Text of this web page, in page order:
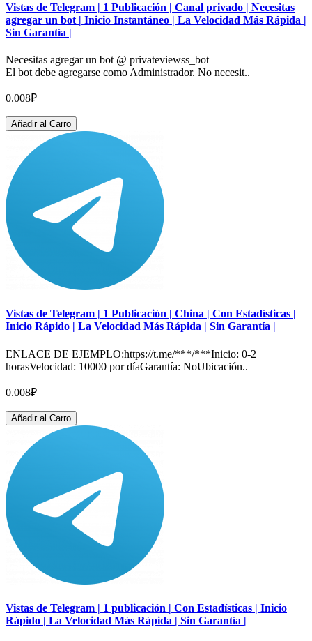
Vistas de Telegram | 1 Publicación | Canal privado | Necesitas
agregar un bot | Inicio Instantáneo | La Velocidad Más Rápida |
Sin Garantía |
Necesitas agregar un bot @ privateviewss_bot
El bot debe agregarse como Administrador. No necesit..
0.008₽
Añadir al Carro
Vistas de Telegram | 1 Publicación | China | Con Estadísticas |
Inicio Rápido | La Velocidad Más Rápida | Sin Garantía |
ENLACE DE EJEMPLO:https://t.me/***/***Inicio: 0-2
horasVelocidad: 10000 por díaGarantía: NoUbicación..
0.008₽
Añadir al Carro
Vistas de Telegram | 1 publicación | Con Estadísticas | Inicio
Rápido | La Velocidad Más Rápida | Sin Garantía |